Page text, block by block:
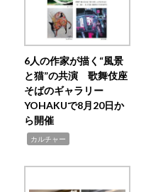
6人の作家が描く“風景
と猫”の共演 歌舞伎座
そばのギャラリー
YOHAKUで8月20日か
ら開催
カルチャー